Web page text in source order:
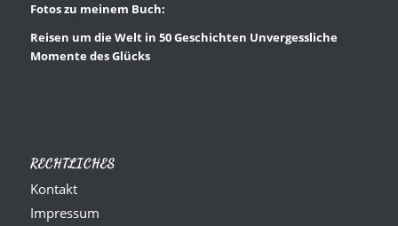
Fotos zu meinem Buch:
Reisen um die Welt in 50 Geschichten Unvergessliche
Momente des Glücks
RECHTLICHES
Kontakt
Impressum